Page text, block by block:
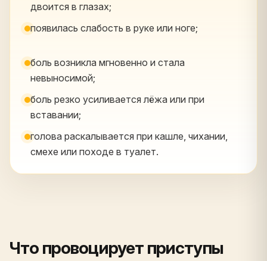
двоится в глазах;
появилась слабость в руке или ноге;
боль возникла мгновенно и стала
невыносимой;
боль резко усиливается лёжа или при
вставании;
голова раскалывается при кашле, чихании,
смехе или походе в туалет.
Что провоцирует приступы